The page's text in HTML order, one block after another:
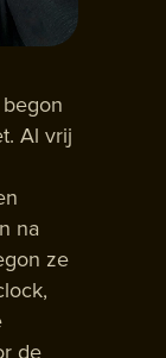
Al vrij
na
ze
de